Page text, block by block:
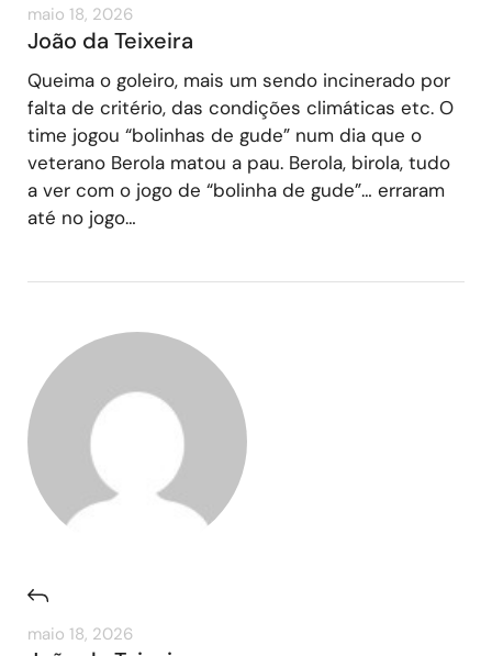
maio 18, 2026
João da Teixeira
Queima o goleiro, mais um sendo incinerado por
falta de critério, das condições climáticas etc. O
time jogou “bolinhas de gude” num dia que o
veterano Berola matou a pau. Berola, birola, tudo
a ver com o jogo de “bolinha de gude”… erraram
até no jogo…
maio 18, 2026